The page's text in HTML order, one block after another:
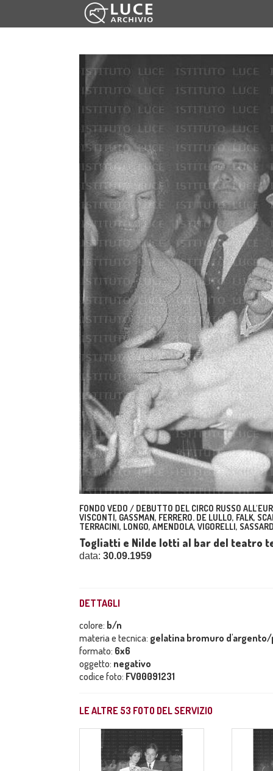
FONDO VEDO / DEBUTTO DEL CIRCO RUSSO
VISCONTI, GASSMAN, FERRERO. DE LULLO, FALK,
TERRACINI, LONGO, AMENDOLA, VIGORELLI,
Togliatti e Nilde Iotti al bar del teatro
data: 30.09.1959
DETTAGLI
colore: b/n
materia e tecnica: gelatina bromuro
formato: 6x6
oggetto: negativo
codice foto: FV00091231
LE ALTRE 53 FOTO DEL SERVIZIO